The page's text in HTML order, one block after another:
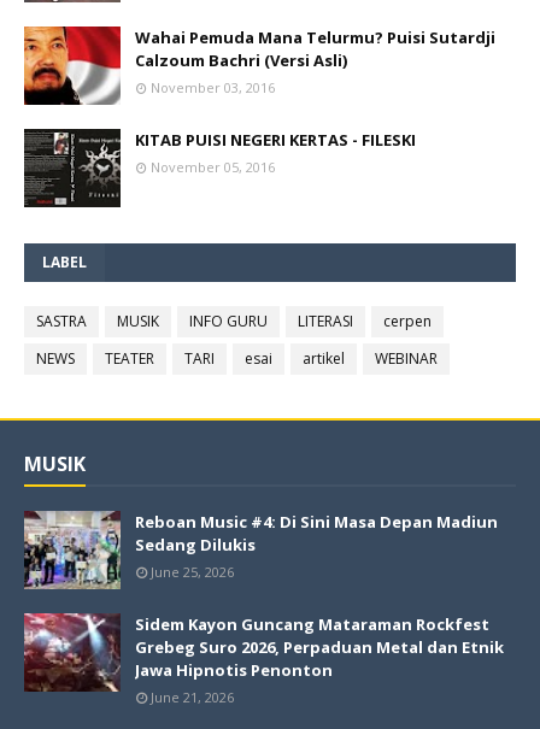
Wahai Pemuda Mana Telurmu? Puisi Sutardji
Calzoum Bachri (Versi Asli)
November 03, 2016
KITAB PUISI NEGERI KERTAS - FILESKI
November 05, 2016
LABEL
SASTRA MUSIK INFO GURU LITERASI
cerpen
NEWS
TEATER TARI esai artikel WEBINAR
MUSIK
Reboan Music #4: Di Sini Masa Depan Madiun
Sedang Dilukis
June 25, 2026
Sidem Kayon Guncang Mataraman Rockfest
Grebeg Suro 2026, Perpaduan Metal dan Etnik
Jawa Hipnotis Penonton
June 21, 2026